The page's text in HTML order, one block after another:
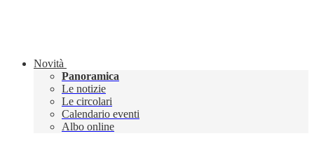
Novità
Panoramica
Le notizie
Le circolari
Calendario eventi
Albo online